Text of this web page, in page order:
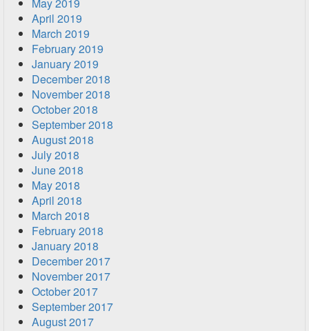
April 2019
March 2019
February 2019
January 2019
December 2018
November 2018
October 2018
September 2018
August 2018
July 2018
June 2018
May 2018
April 2018
March 2018
February 2018
January 2018
December 2017
November 2017
October 2017
September 2017
August 2017